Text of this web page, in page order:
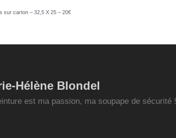
sur carton – 32,5 X 25 – 20€
Hélène Blondel
est ma passion, ma soupape de sécurité !